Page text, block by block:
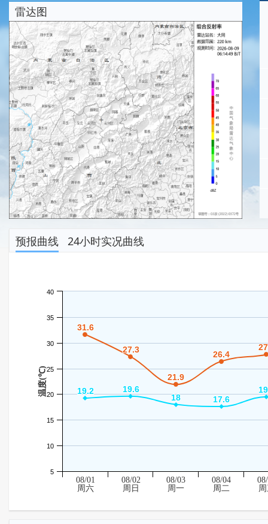
雷达图
预报曲线 24小时实况曲线
温度(℃)
31.6
31.6
27.3
27.3
21.9
21.9
26.4
26.4
19.2
19.2 19.6
19.6
18
18 17.6
17.6
10
20
30
40
5
15
25
35
08/01
周六
08/02
周日
08/03
周一
08/04
周二